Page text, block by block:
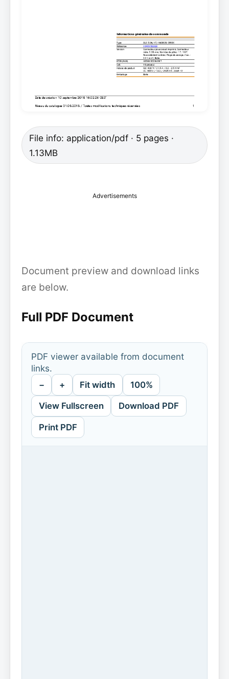
File info: application/pdf · 5 pages ·
1.13MB
Advertisements
Document preview and download links
are below.
Full PDF Document
PDF viewer available from document
links.
− + Fit width 100%
View Fullscreen Download PDF
Print PDF